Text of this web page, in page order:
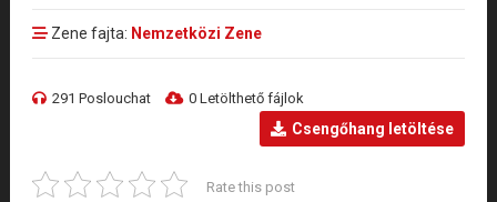
Zene fajta: Nemzetközi Zene
291 Poslouchat 0 Letölthető fájlok
Csengőhang letöltése
Rate this post